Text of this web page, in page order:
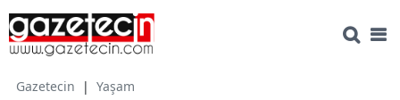
Gazetecin | Yaşam